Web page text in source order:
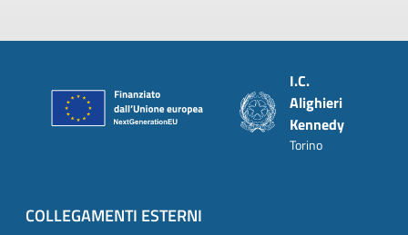
I.C.
Alighieri
Kennedy
Torino
COLLEGAMENTI ESTERNI